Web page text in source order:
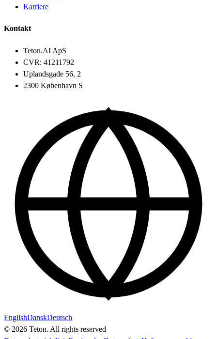
Karriere
Kontakt
Teton.AI ApS
CVR: 41211792
Uplandsgade 56, 2
2300 København S
EnglishDanskDeutsch
© 2026 Teton. All rights reserved